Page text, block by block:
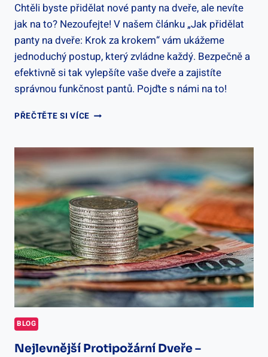
Chtěli byste přidělat nové panty na dveře, ale nevíte
jak na to? Nezoufejte! V našem článku „Jak přidělat
panty na dveře: Krok za krokem“ vám ukážeme
jednoduchý postup, který zvládne každý. Bezpečně a
efektivně si tak vylepšíte vaše dveře a zajistíte
správnou funkčnost pantů. Pojďte s námi na to!
PŘEČTĚTE SI VÍCEJAK
NA
DVEŘE:
KROK
ZA
KROKEM
BLOG
Nejlevnější Protipožární Dveře –